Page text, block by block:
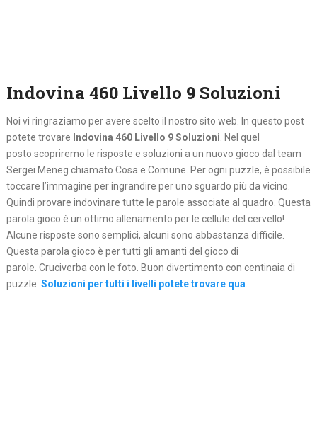
Indovina 460 Livello 9 Soluzioni
Noi vi ringraziamo per avere scelto il nostro sito web. In questo post
potete trovare Indovina 460 Livello 9 Soluzioni. Nel quel
posto scopriremo le risposte e soluzioni a un nuovo gioco dal team
Sergei Meneg chiamato Cosa e Comune. Per ogni puzzle, è possibile
toccare l’immagine per ingrandire per uno sguardo più da vicino.
Quindi provare indovinare tutte le parole associate al quadro. Questa
parola gioco è un ottimo allenamento per le cellule del cervello!
Alcune risposte sono semplici, alcuni sono abbastanza difficile.
Questa parola gioco è per tutti gli amanti del gioco di
parole. Cruciverba con le foto. Buon divertimento con centinaia di
puzzle. Soluzioni per tutti i livelli potete trovare qua.